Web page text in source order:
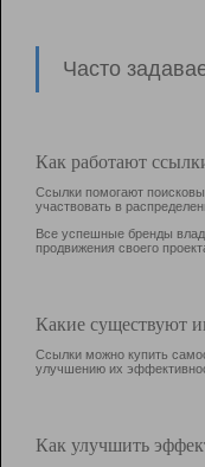
Часто
Как работают
Ссылки помогают
участвовать в
Все успешные бренды
продвижения своего
Какие существуют
Ссылки можно купить
улучшению их
Как улучшить